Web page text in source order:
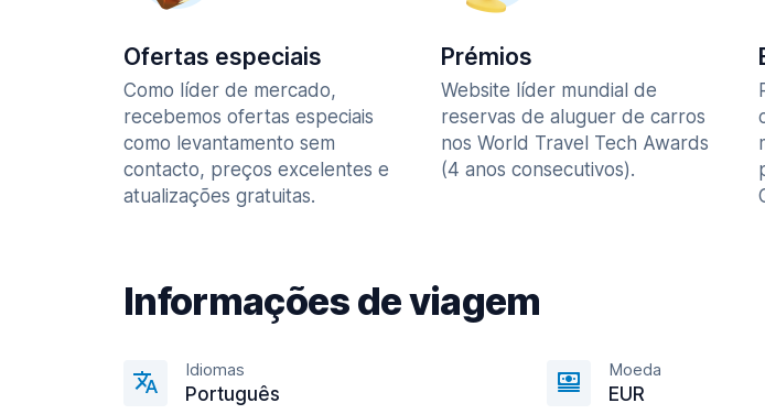
Ofertas especiais
Como líder de mercado,
recebemos ofertas especiais
como levantamento sem
contacto, preços excelentes e
atualizações gratuitas.
Prémios
Website líder mundial de
reservas de aluguer de carros
nos World Travel Tech Awards
(4 anos consecutivos).
Informações de viagem
Idiomas
Português
Moeda
EUR